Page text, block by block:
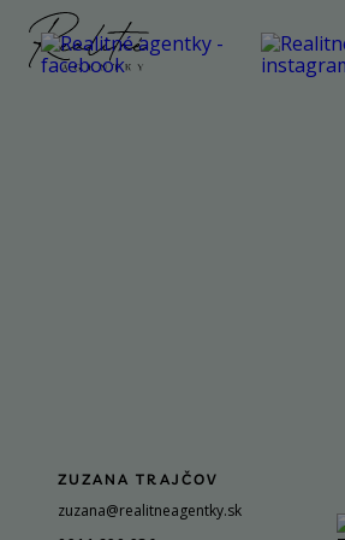
NÁŠ PRÍBEH
NÁŠ TÍM
ZUZANA TRAJČOV
zuzana@realitneagentky.sk